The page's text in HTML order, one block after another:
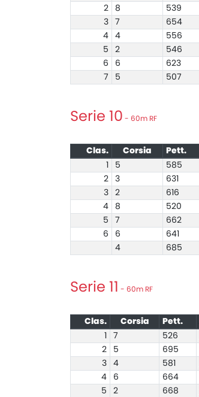
2
8 539
3
7 654
4
4 556
5
2 546
6
6 623
7
5 507
Serie 10 - 60m RF
Clas. Corsia Pett.
5 585
2
3 631
3
2 616
4
8 520
5
7 662
6
6 641
4
685
Serie 11 - 60m RF
Clas. Corsia Pett.
7 526
2
5 695
3
4 581
4
6 664
5
2 668